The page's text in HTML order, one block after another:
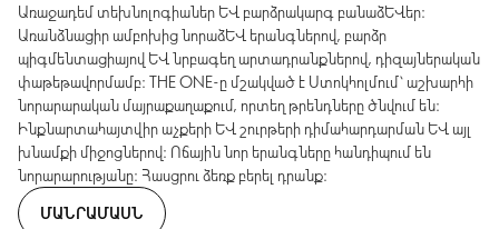
Առաջադեմ տեխնոլոգիաներ և բարձրակարգ բանաձևեր։
Առանձնացիր ամբոխից նորաձև երանգներով, բարձր
պիգմենտացիայով և նրբագեղ արտադրանքներով, դիզայներական
փաթեթավորմամբ։ THE ONE-ը մշակված է Ստոկհոլմում՝ աշխարհի
նորարարական մայրաքաղաքում, որտեղ թրենդները ծնվում են։
Ինքնարտահայտվիր աչքերի և շուրթերի դիմահարդարման և այլ
խնամքի միջոցներով։ Ոճային նոր երանգները հանդիպում են
նորարարությանը։ Հասցրու ձեռք բերել դրանք։
ՄԱՆՐԱՄԱՍՆ